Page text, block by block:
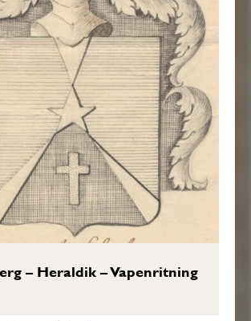
– Heraldik – Vapenritning